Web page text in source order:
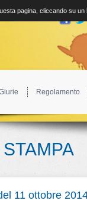
Regolamento
11 ottobre
pagina, cliccando su